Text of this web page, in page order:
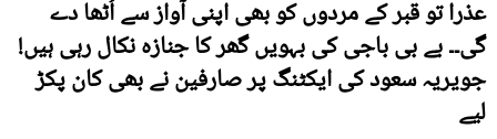
عذرا تو قبر کے مردوں کو بھی اپنی آواز سے اُٹھا دے
گی۔۔ بے بی باجی کی بہویں گھر کا جنازہ نکال رہی ہیں!
جویریہ سعود کی ایکٹنگ پر صارفین نے بھی کان پکڑ
لیے